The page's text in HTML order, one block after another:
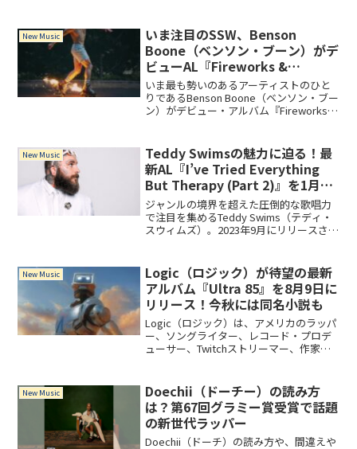
魅力や背景について詳しく解説します。...
New Music
いま注目のSSW、Benson
Boone（ベンソン・ブーン）がデ
ビューAL『Fireworks &
Rollerblades』を4月5日にリリ
ース！
いま最も勢いのあるアーティストのひと
りであるBenson Boone（ベンソン・ブー
ン）がデビュー・アルバム『Fireworks &
Town」、ピアノ主体の痛快な「Slow It
Down」を含む全15曲を収録。
New Music
Teddy Swimsの魅力に迫る！最
新AL『I’ve Tried Everything
But Therapy (Part 2)』を1月24
日リリース
ジャンルの境界を超えた圧倒的な歌唱力
で注目を集めるTeddy Swims（テディ・
スウィムズ）。2023年9月にリリースされ
て...
New Music
Logic（ロジック）が待望の最新
アルバム『Ultra 85』を8月9日に
リリース！今秋には同名小説も
Logic（ロジック）は、アメリカのラッパ
ー、ソングライター、レコード・プロデ
ューサー、Twitchストリーマー、作家。
『Ultra 85』をリリース！今秋には同名小
説も刊行されます。
New Music
Doechii（ドーチー）の読み方
は？第67回グラミー賞受賞で話題
の新世代ラッパー
Doechii（ドーチ）の読み方や、間違えや